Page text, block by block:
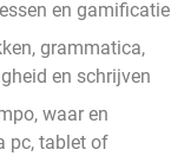
en gamificatie
grammatica,
en schrijven
waar en
pc, tablet of